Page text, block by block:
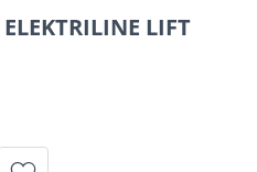
LIFT